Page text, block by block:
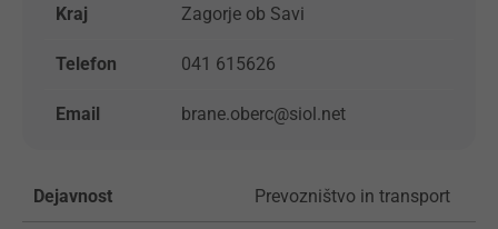
Kraj Zagorje ob Savi
Telefon 041 615626
Email brane.oberc@siol.net
Dejavnost Prevozništvo in transport